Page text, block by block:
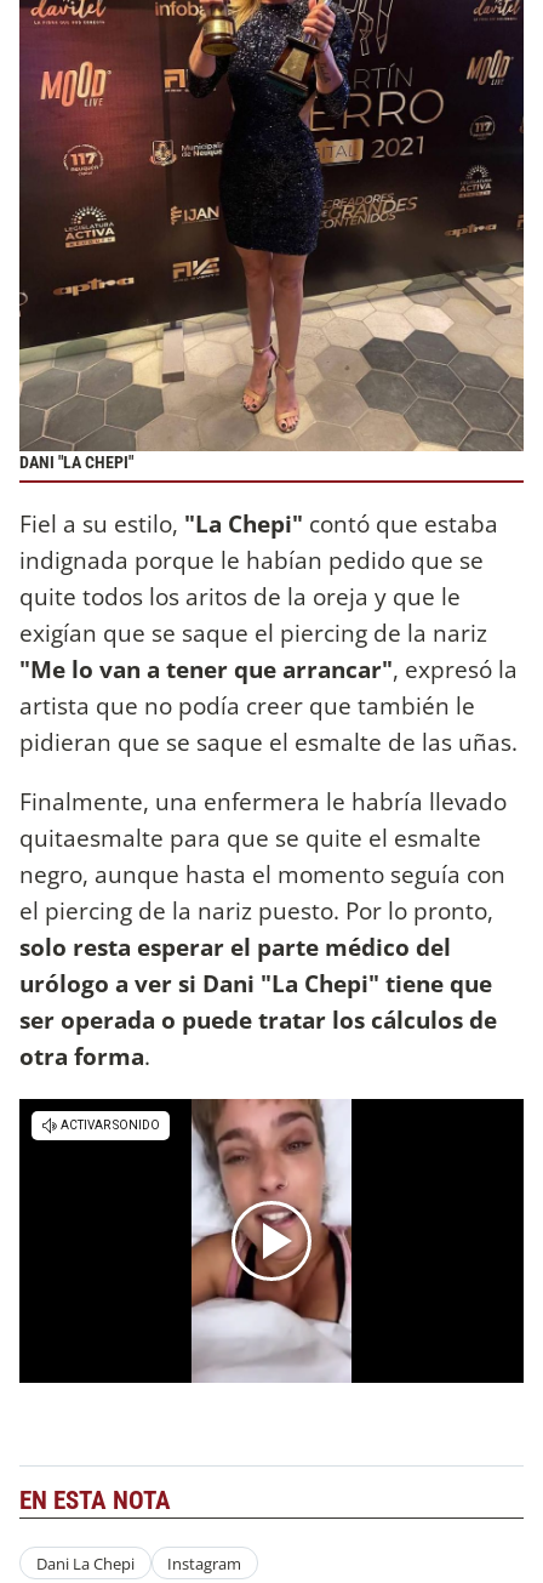
DANI "LA CHEPI"
Fiel a su estilo, "La Chepi" contó que estaba
indignada porque le habían pedido que se
quite todos los aritos de la oreja y que le
exigían que se saque el piercing de la nariz
"Me lo van a tener que arrancar", expresó la
artista que no podía creer que también le
pidieran que se saque el esmalte de las uñas.
Finalmente, una enfermera le habría llevado
quitaesmalte para que se quite el esmalte
negro, aunque hasta el momento seguía con
el piercing de la nariz puesto. Por lo pronto,
solo resta esperar el parte médico del
urólogo a ver si Dani "La Chepi" tiene que
ser operada o puede tratar los cálculos de
otra forma.
EN ESTA NOTA
Dani La Chepi Instagram